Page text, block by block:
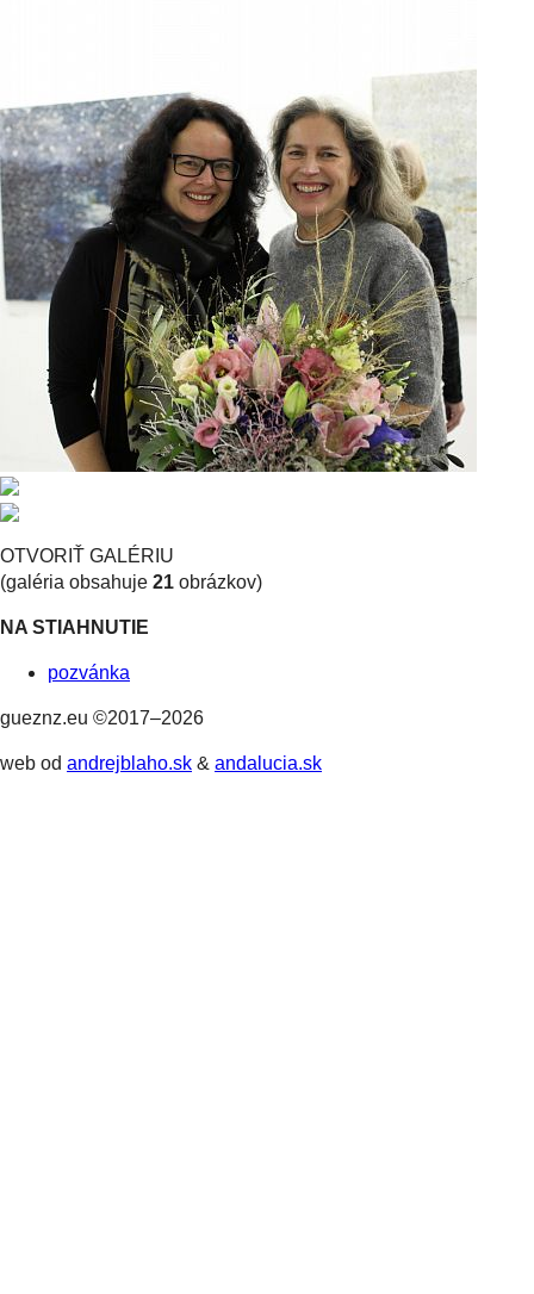
OTVORIŤ GALÉRIU
(galéria obsahuje 21 obrázkov)
NA STIAHNUTIE
pozvánka
gueznz.eu ©2017–2026
web od andrejblaho.sk & andalucia.sk